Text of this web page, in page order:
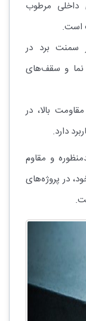
داخلی مرطوب
است.
سمنت برد در
و سقف‌های
بالا، در
دارد.
و مقاوم
در پروژه‌های